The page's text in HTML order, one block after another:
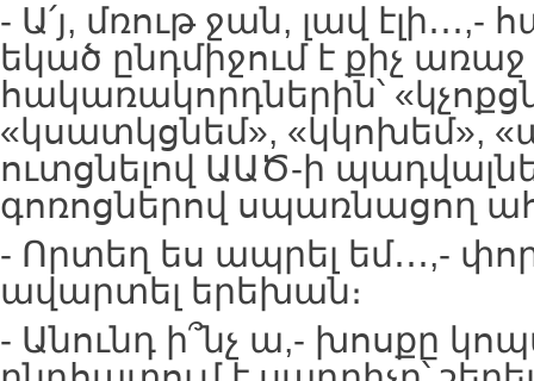
- Ա՛յ, մռութ ջան, լավ
եկած ընդմիջում է քիչ
հակառակորդներին՝
«կսատկցնեմ», «կկոխեմ»,
ուտցնելով ԱԱԾ-ի
գոռոցներով սպառնացող
- Որտեղ ես ապրել եմ․․․,-
ավարտել երեխան։
- Անունդ ի՞նչ ա,- խոսքը